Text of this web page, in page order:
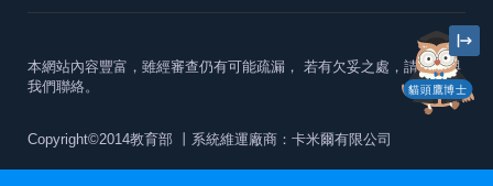
貓頭鷹博士
本網站內容豐富，雖經審查仍有可能疏漏， 若有欠妥之處，請隨時與
我們聯絡。
Copyright©2014教育部 丨系統維運廠商：卡米爾有限公司